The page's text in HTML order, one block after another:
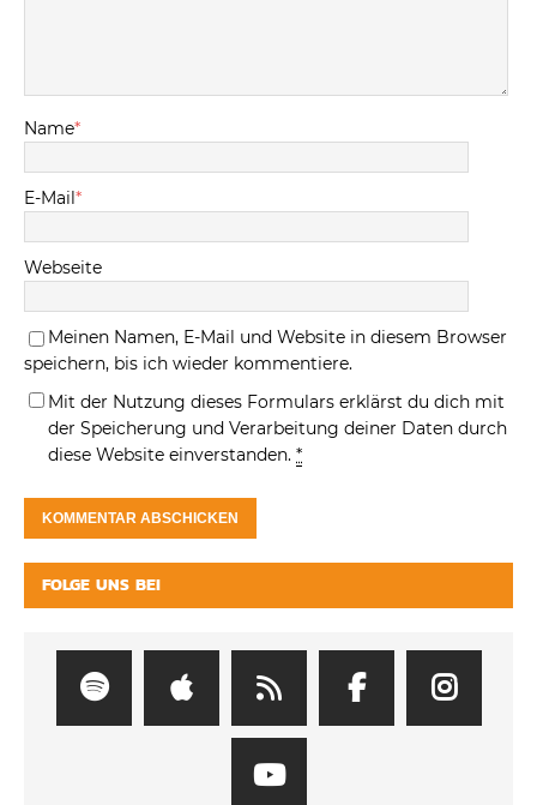
Name*
E-Mail*
Webseite
Meinen Namen, E-Mail und Website in diesem Browser
speichern, bis ich wieder kommentiere.
Mit der Nutzung dieses Formulars erklärst du dich mit
der Speicherung und Verarbeitung deiner Daten durch
diese Website einverstanden. *
FOLGE UNS BEI